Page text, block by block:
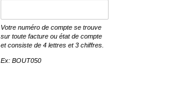
Votre numéro de compte se trouve
sur toute facture ou état de compte
et consiste de 4 lettres et 3 chiffres.
Ex: BOUT050